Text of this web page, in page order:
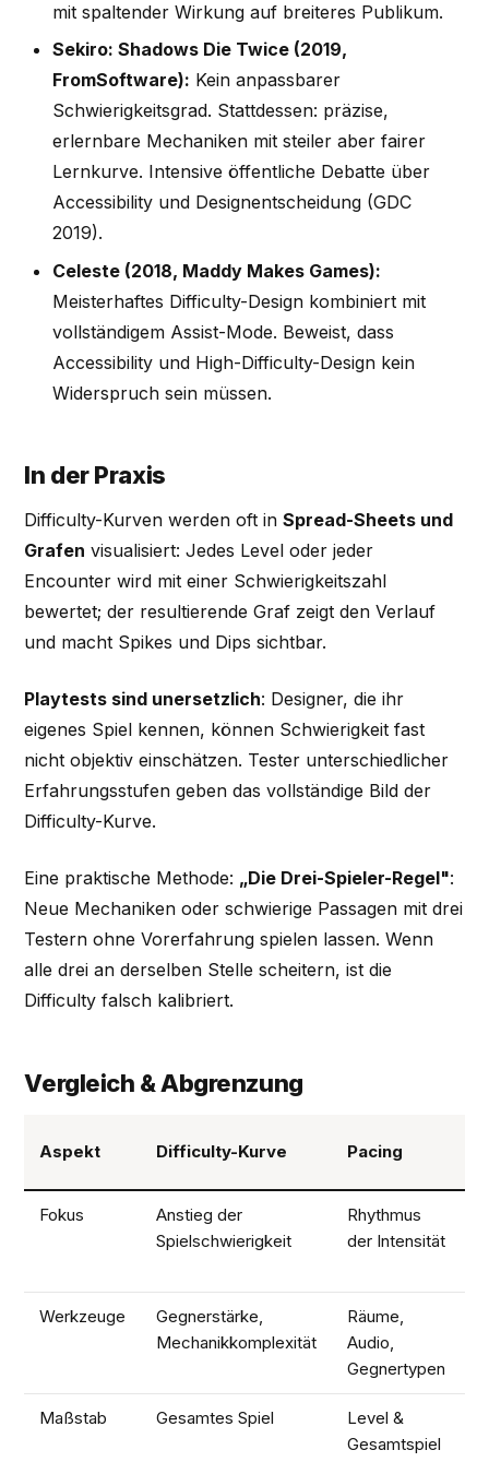
mit spaltender Wirkung auf breiteres Publikum.
Sekiro: Shadows Die Twice (2019,
FromSoftware): Kein anpassbarer
Schwierigkeitsgrad. Stattdessen: präzise,
erlernbare Mechaniken mit steiler aber fairer
Lernkurve. Intensive öffentliche Debatte über
Accessibility und Designentscheidung (GDC
2019).
Celeste (2018, Maddy Makes Games):
Meisterhaftes Difficulty-Design kombiniert mit
vollständigem Assist-Mode. Beweist, dass
Accessibility und High-Difficulty-Design kein
Widerspruch sein müssen.
In der Praxis
Difficulty-Kurven werden oft inSpread-Sheets und
Grafen visualisiert: Jedes Level oder jeder
Encounter wird mit einer Schwierigkeitszahl
bewertet; der resultierende Graf zeigt den Verlauf
und macht Spikes und Dips sichtbar.
Playtests sind unersetzlich: Designer, die ihr
eigenes Spiel kennen, können Schwierigkeit fast
nicht objektiv einschätzen. Tester unterschiedlicher
Erfahrungsstufen geben das vollständige Bild der
Difficulty-Kurve.
Eine praktische Methode: „Die Drei-Spieler-Regel":
Neue Mechaniken oder schwierige Passagen mit drei
Testern ohne Vorerfahrung spielen lassen. Wenn
alle drei an derselben Stelle scheitern, ist die
Difficulty falsch kalibriert.
Vergleich & Abgrenzung
Aspekt Difficulty-Kurve Pacing
Fokus
Anstieg der
Spielschwierigkeit
Rhythmus
der Intensität
Werkzeuge
Gegnerstärke,
Mechanikkomplexität
Räume,
Audio,
Gegnertypen
Maßstab Gesamtes Spiel
Level &
Gesamtspiel